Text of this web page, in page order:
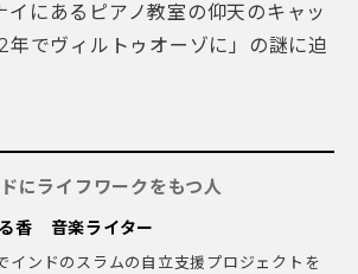
イにあるピアノ教室の仰天のキャッ
年でヴィルトゥオーゾに」の謎に迫
にライフワークをもつ人
香 音楽ライター
インドのスラムの自立支援プロジェクトを